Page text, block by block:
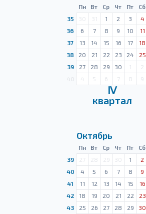
Пн Вт Ср Чт Пт Сб
35
30 31 1 2 3 4
36
6 7 8 9 10 11
37
13 14 15 16 17 18
38
20 21 22 23 24 25
39
27 28 29 30 1 2
4 5 6 7 8 9
Ⅳ
квартал
Октябрь
Пн Вт Ср Чт Пт Сб
39
27 28 29 30 1 2
40
4 5 6 7 8 9
41
11 12 13 14 15 16
42
18 19 20 21 22 23
43
25 26 27 28 29 30